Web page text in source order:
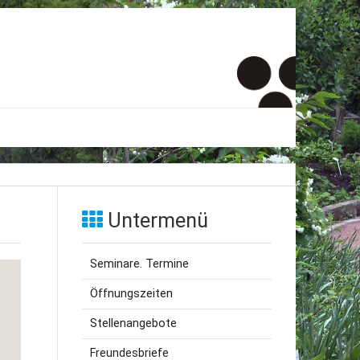
Untermenü
Seminare. Termine
Öffnungszeiten
Stellenangebote
Freundesbriefe